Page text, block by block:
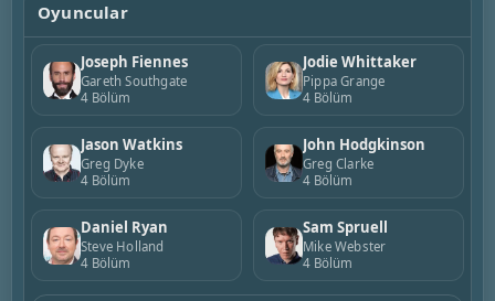
Oyuncular
Joseph Fiennes
Gareth Southgate
4 Bölüm
Jodie Whittaker
Pippa Grange
4 Bölüm
Jason Watkins
Greg Dyke
4 Bölüm
John Hodgkinson
Greg Clarke
4 Bölüm
Daniel Ryan
Steve Holland
4 Bölüm
Sam Spruell
Mike Webster
4 Bölüm